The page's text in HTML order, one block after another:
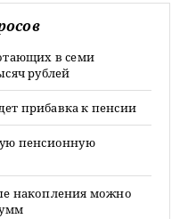
в семи
рублей
прибавка к пенсии
пенсионную
накопления можно